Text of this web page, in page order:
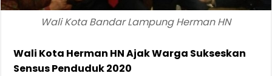
Wali Kota Bandar Lampung Herman HN
Wali Kota Herman HN Ajak Warga Sukseskan
Sensus Penduduk 2020